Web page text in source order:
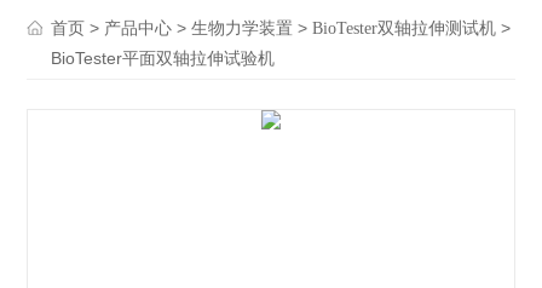
首页 > 产品中心 >生物力学装置 >BioTester双轴拉伸测试机 >
BioTester平面双轴拉伸试验机